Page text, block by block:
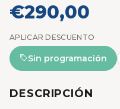
€290,00
APLICAR DESCUENTO
Sin programación
DESCRIPCIÓN